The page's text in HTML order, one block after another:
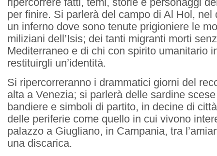
per finire. Si parlerà del campo di Al Hol, nel
un inferno dove sono tenute prigioniere le
miliziani dell’Isis; dei tanti migranti morti
Mediterraneo e di chi con spirito umanitario
restituirgli un’identità.
Si ripercorreranno i drammatici giorni del
alta a Venezia; si parlerà delle sardine
bandiere e simboli di partito, in decine di
delle periferie come quello in cui vivono
palazzo a Giugliano, in Campania, tra
una discarica.